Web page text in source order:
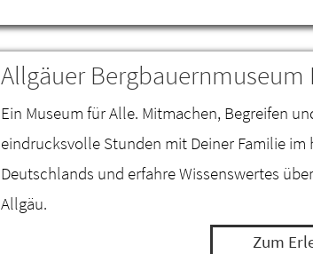
Allgäuer Bergbauernmuseum
Ein Museum für Alle. Mitmachen, Begreifen
eindrucksvolle Stunden mit Deiner Familie
Deutschlands und erfahre Wissenswertes
Allgäu.
Zum